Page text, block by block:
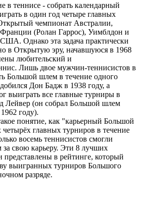
в теннисе - собрать календарный
в один год четыре главных
чемпионат Австралии,
(Ролан Гаррос), Уимблдон и
Однако эта задача практически
в Открытую эру, начавшуюся в 1968
любительский и
Лишь двое мужчин-теннисистов в
Большой шлем в течение одного
Дон Бадж в 1938 году, а
выиграть все главные турниры в
Лейвер (он собрал Большой шлем
году).
понятие, как "карьерный Большой
главных турниров в течение
восемь теннисистов смогли
свою карьеру. Эти 8 лучших
представлены в рейтинге, который
выигранных турниров Большого
разряде.